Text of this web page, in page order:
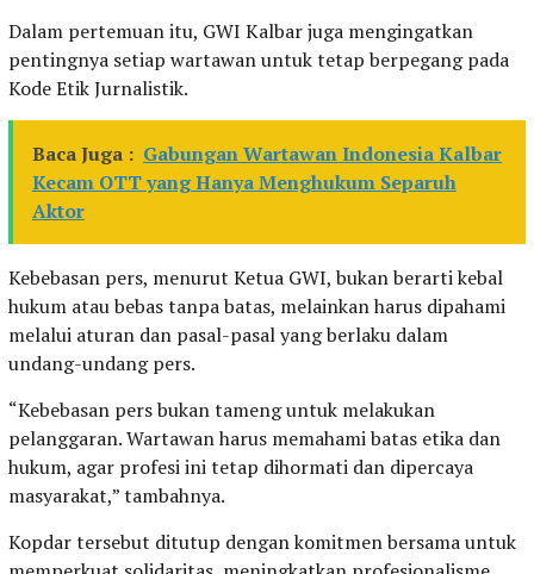
Dalam pertemuan itu, GWI Kalbar juga mengingatkan
pentingnya setiap wartawan untuk tetap berpegang pada
Kode Etik Jurnalistik.
Baca Juga : Gabungan Wartawan Indonesia Kalbar
Kecam OTT yang Hanya Menghukum Separuh
Aktor
Kebebasan pers, menurut Ketua GWI, bukan berarti kebal
hukum atau bebas tanpa batas, melainkan harus dipahami
melalui aturan dan pasal-pasal yang berlaku dalam
undang-undang pers.
“Kebebasan pers bukan tameng untuk melakukan
pelanggaran. Wartawan harus memahami batas etika dan
hukum, agar profesi ini tetap dihormati dan dipercaya
masyarakat,” tambahnya.
Kopdar tersebut ditutup dengan komitmen bersama untuk